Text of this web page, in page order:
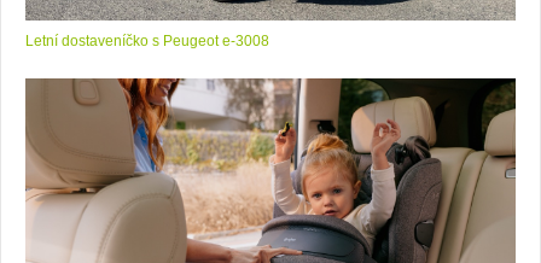
Letní dostaveníčko s Peugeot e-3008